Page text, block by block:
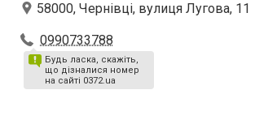
58000, Чернівці, вулиця Лугова, 11
0990733788
Будь ласка, скажіть,
що дізналися номер
на сайті 0372.ua